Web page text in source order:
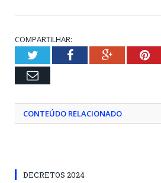
COMPARTILHAR:
TwitterFacebookGoogle+
Email
CONTEÚDO RELACIONADO
DECRETOS 2024